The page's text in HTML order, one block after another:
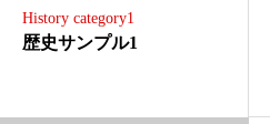
History category1
歴史サンプル1